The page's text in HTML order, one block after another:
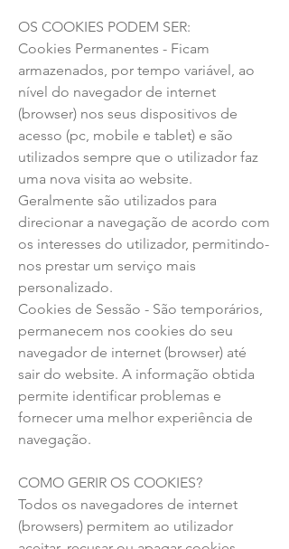
OS COOKIES PODEM SER:
Cookies Permanentes - Ficam
armazenados, por tempo variável, ao
nível do navegador de internet
(browser) nos seus dispositivos de
acesso (pc, mobile e tablet) e são
utilizados sempre que o utilizador faz
uma nova visita ao website.
Geralmente são utilizados para
direcionar a navegação de acordo com
os interesses do utilizador, permitindo-
nos prestar um serviço mais
personalizado.
Cookies de Sessão - São temporários,
permanecem nos cookies do seu
navegador de internet (browser) até
sair do website. A informação obtida
permite identificar problemas e
fornecer uma melhor experiência de
navegação.
COMO GERIR OS COOKIES?
Todos os navegadores de internet
(browsers) permitem ao utilizador